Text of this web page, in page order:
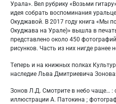
Урала». Вел рубрику «Возьми
идея собрать воспоминания
Окуджавой. В 2017 году книга «Мы
Окуджава на Урале)» вышла в
представлено около 450
рисунков. Часть из них нигде ранее
Теперь и на книжных полках
наследие Льва Дмитриевича Зонова:
Зонов Л.Д. Смотрите в небо чаще… :
иллюстрации А. Патокина ;